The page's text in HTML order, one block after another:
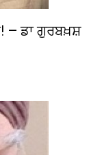
— ਡਾ ਗੁਰਬਖ਼ਸ਼